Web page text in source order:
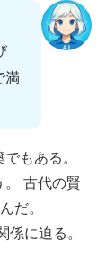
満
もある。
。 古代の賢
だ。
に迫る。